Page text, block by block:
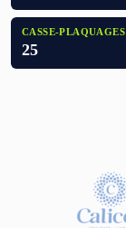
CASSE-PLAQUAGES
25